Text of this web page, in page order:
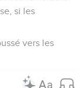
si les
vers les